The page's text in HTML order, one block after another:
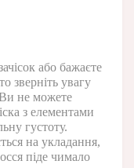
або бажаєте
зверніть увагу
не можете
з елементами
густоту.
на укладання,
піде чимало